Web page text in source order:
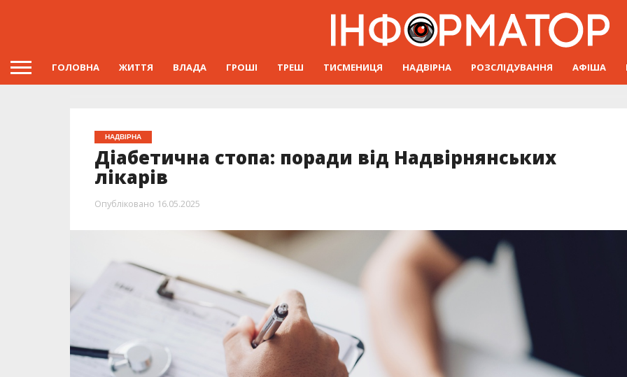
ГОЛОВНА ЖИТТЯ ВЛАДА ГРОШІ ТРЕШ ТИСМЕНИЦЯ НАДВІРНА РОЗСЛІДУВАННЯ АФІША
НАДВІРНА
Діабетична стопа: поради від Надвірнянських
лікарів
Опубліковано 16.05.2025